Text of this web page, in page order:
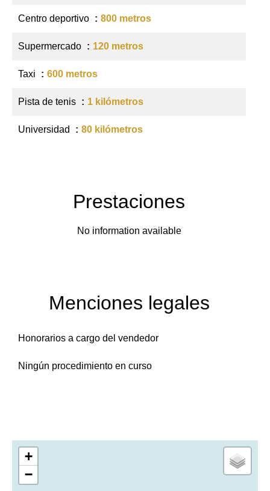
Centro deportivo 800 metros
Supermercado 120 metros
Taxi 600 metros
Pista de tenis 1 kilómetros
Universidad 80 kilómetros
Prestaciones
No information available
Menciones legales
Honorarios a cargo del vendedor
Ningún procedimiento en curso
+
−